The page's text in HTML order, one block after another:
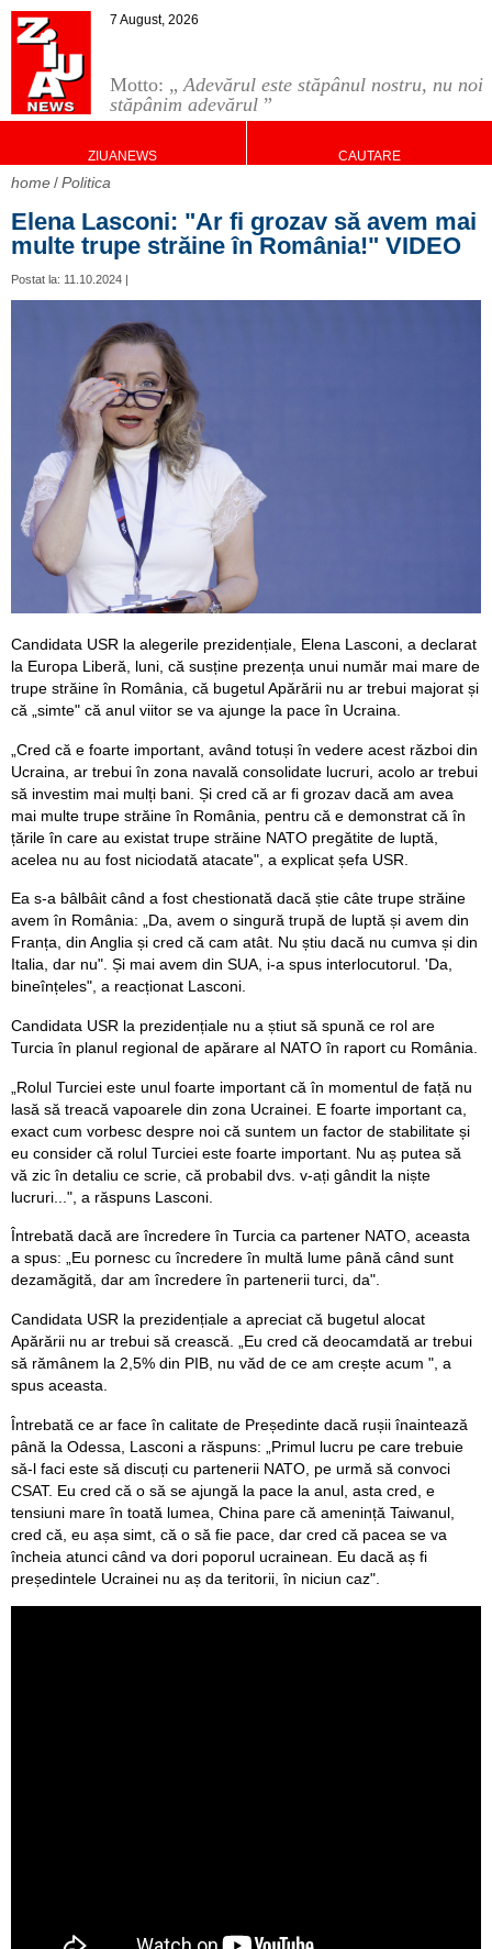
Motto: „Adevărul este stăpânul nostru, nu noi
stăpânim adevărul ”
7 August, 2026
ZIUANEWS CAUTARE
home Politica
Elena Lasconi: "Ar fi grozav să avem mai
multe trupe străine în România!" VIDEO
Postat la: 11.10.2024 |
Candidata USR la alegerile prezidențiale, Elena Lasconi, a declarat
la Europa Liberă, luni, că susține prezența unui număr mai mare de
trupe străine în România, că bugetul Apărării nu ar trebui majorat și
că „simte" că anul viitor se va ajunge la pace în Ucraina.
„Cred că e foarte important, având totuși în vedere acest război din
Ucraina, ar trebui în zona navală consolidate lucruri, acolo ar trebui
să investim mai mulți bani. Și cred că ar fi grozav dacă am avea
mai multe trupe străine în România, pentru că e demonstrat că în
țările în care au existat trupe străine NATO pregătite de luptă,
acelea nu au fost niciodată atacate", a explicat șefa USR.
Ea s-a bâlbâit când a fost chestionată dacă știe câte trupe străine
avem în România: „Da, avem o singură trupă de luptă și avem din
Franța, din Anglia și cred că cam atât. Nu știu dacă nu cumva și din
Italia, dar nu". Și mai avem din SUA, i-a spus interlocutorul. 'Da,
bineînțeles", a reacționat Lasconi.
Candidata USR la prezidențiale nu a știut să spună ce rol are
Turcia în planul regional de apărare al NATO în raport cu România.
„Rolul Turciei este unul foarte important că în momentul de față nu
lasă să treacă vapoarele din zona Ucrainei. E foarte important ca,
exact cum vorbesc despre noi că suntem un factor de stabilitate și
eu consider că rolul Turciei este foarte important. Nu aș putea să
vă zic în detaliu ce scrie, că probabil dvs. v-ați gândit la niște
lucruri...", a răspuns Lasconi.
Întrebată dacă are încredere în Turcia ca partener NATO, aceasta
a spus: „Eu pornesc cu încredere în multă lume până când sunt
dezamăgită, dar am încredere în partenerii turci, da".
Candidata USR la prezidențiale a apreciat că bugetul alocat
Apărării nu ar trebui să crească. „Eu cred că deocamdată ar trebui
să rămânem la 2,5% din PIB, nu văd de ce am crește acum ", a
spus aceasta.
Întrebată ce ar face în calitate de Președinte dacă rușii înaintează
până la Odessa, Lasconi a răspuns: „Primul lucru pe care trebuie
să-l faci este să discuți cu partenerii NATO, pe urmă să convoci
CSAT. Eu cred că o să se ajungă la pace la anul, asta cred, e
tensiuni mare în toată lumea, China pare că amenință Taiwanul,
cred că, eu așa simt, că o să fie pace, dar cred că pacea se va
încheia atunci când va dori poporul ucrainean. Eu dacă aș fi
președintele Ucrainei nu aș da teritorii, în niciun caz".